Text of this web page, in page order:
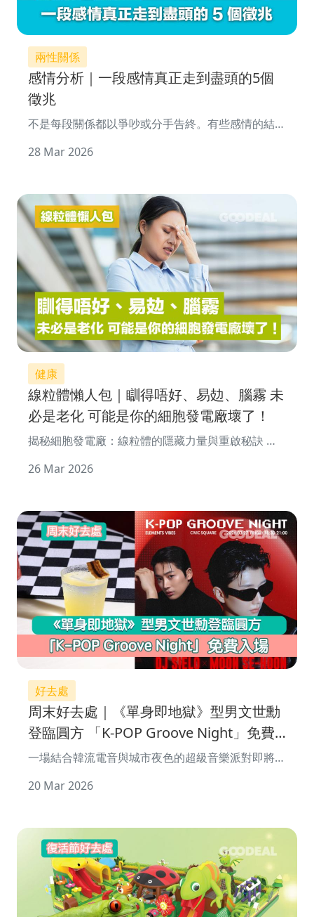
兩性關係
感情分析｜一段感情真正走到盡頭的5個
徵兆
不是每段關係都以爭吵或分手告終。有些感情的結
開，而是明知道不再相愛，卻還在一起。&l
28 Mar 2026
健康
線粒體懶人包｜瞓得唔好、易攰、腦霧 未
必是老化 可能是你的細胞發電廠壞了！
揭秘細胞發電廠：線粒體的隱藏力量與重啟秘訣 你
26 Mar 2026
好去處
周末好去處｜《單身即地獄》型男文世勳
登臨圓方 「K-POP Groove Night」免費
入場
一場結合韓流電音與城市夜色的超級音樂派對即將登
於 2026 年 3 月 27&nb
20 Mar 2026